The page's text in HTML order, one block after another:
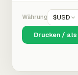
Währung $USD
Drucken / als